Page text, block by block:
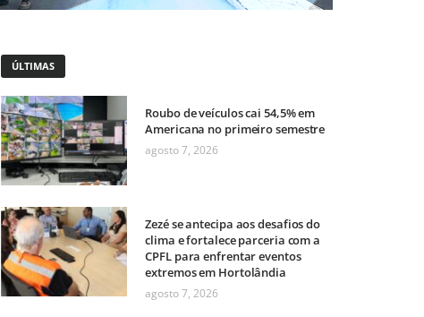
ÚLTIMAS
Roubo de veículos cai 54,5% em
Americana no primeiro semestre
agosto 7, 2026
Zezé se antecipa aos desafios do
clima e fortalece parceria com a
CPFL para enfrentar eventos
extremos em Hortolândia
agosto 7, 2026